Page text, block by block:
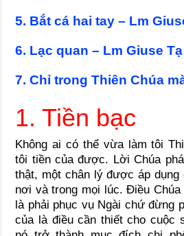
5. Bắt cá hai tay – Lm
6. Lạc quan – Lm Giuse
7. Chỉ trong Thiên Chúa
1. Tiền bạc
Không ai có thể vừa làm tôi
tôi tiền của được. Lời Chúa
thật, một chân lý được áp
nơi và trong mọi lúc. Điều Chúa
là phải phục vụ Ngài chứ đừng
của là điều cần thiết cho cuộc